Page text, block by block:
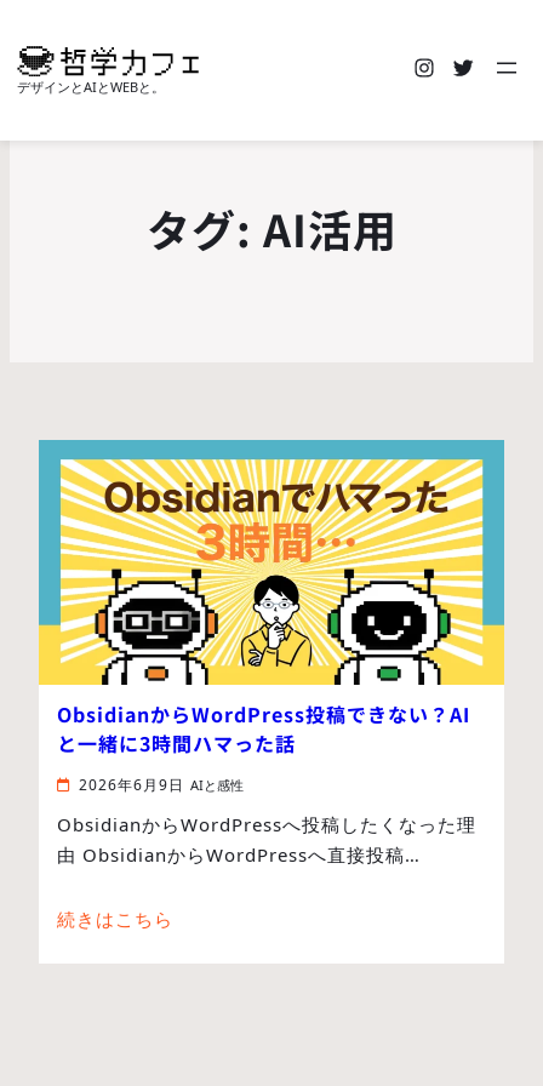
デザインとAIとWEBと。
タグ: AI活用
ObsidianからWordPress投稿できない？AI
と一緒に3時間ハマった話
2026年6月9日 AIと感性
ObsidianからWordPressへ投稿したくなった理
由 ObsidianからWordPressへ直接投稿…
続きはこちら